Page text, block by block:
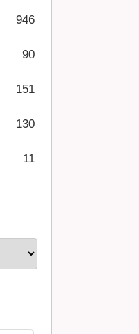
946
90
151
130
11